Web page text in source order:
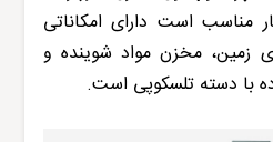
مناسب است دارای امکاناتی
مخزن مواد شوینده و
با دسته تلسکوپی است.